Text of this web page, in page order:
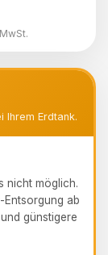
Ihrem Erdtank.
nicht möglich.
Entsorgung ab
günstigere